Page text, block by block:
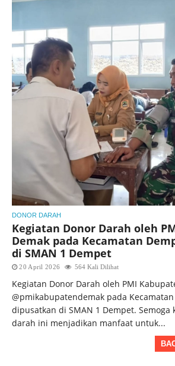
DONOR DARAH
Kegiatan Donor Darah oleh
Demak pada Kecamatan
di SMAN 1 Dempet
20 April 2026 564 Kali Dilihat
Kegiatan Donor Darah oleh PMI
@pmikabupatendemak pada
dipusatkan di SMAN 1 Dempet. Semoga
darah ini menjadikan manfaat untuk...